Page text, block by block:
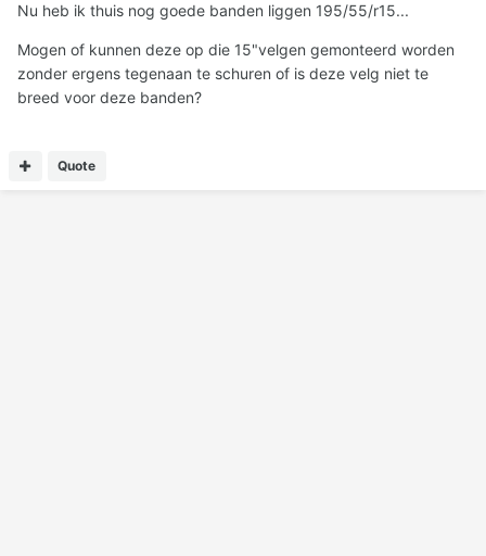
Nu heb ik thuis nog goede banden liggen 195/55/r15...
Mogen of kunnen deze op die 15"velgen gemonteerd worden
zonder ergens tegenaan te schuren of is deze velg niet te
breed voor deze banden?
Quote